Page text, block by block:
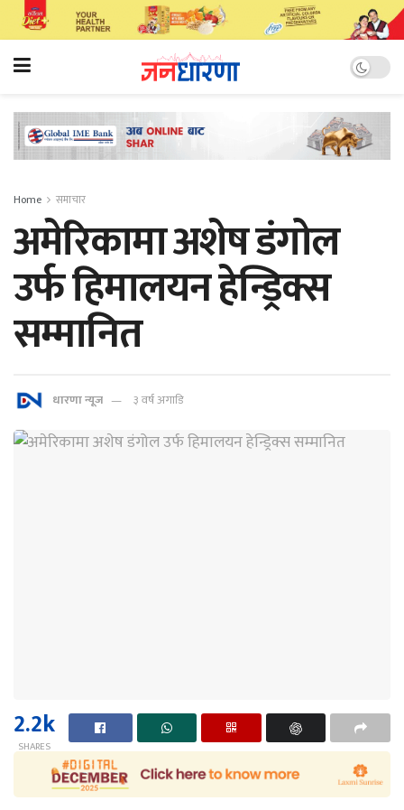
Home समाचार
अमेरिकामा अशेष डंगोल
उर्फ ​​हिमालयन हेन्ड्रिक्स
सम्मानित
धारणा न्यूज ३ वर्ष अगाडि
2.2k
SHARES